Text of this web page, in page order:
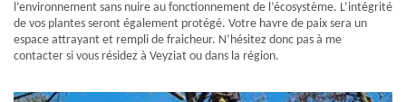
l’environnement sans nuire au fonctionnement de l’écosystème. L’intégrité
de vos plantes seront également protégé. Votre havre de paix sera un
espace attrayant et rempli de fraicheur. N’hésitez donc pas à me
contacter si vous résidez à Veyziat ou dans la région.